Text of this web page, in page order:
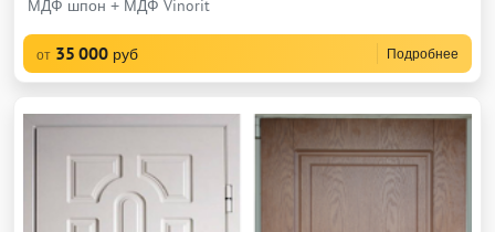
МДФ шпон + МДФ Vinorit
от 35 000 руб Подробнее